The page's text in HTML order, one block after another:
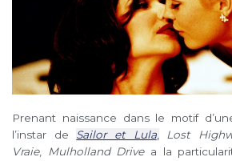
Prenant naissance dans le motif
l’instar de Sailor et Lula, Lost
Vraie, Mulholland Drivea la